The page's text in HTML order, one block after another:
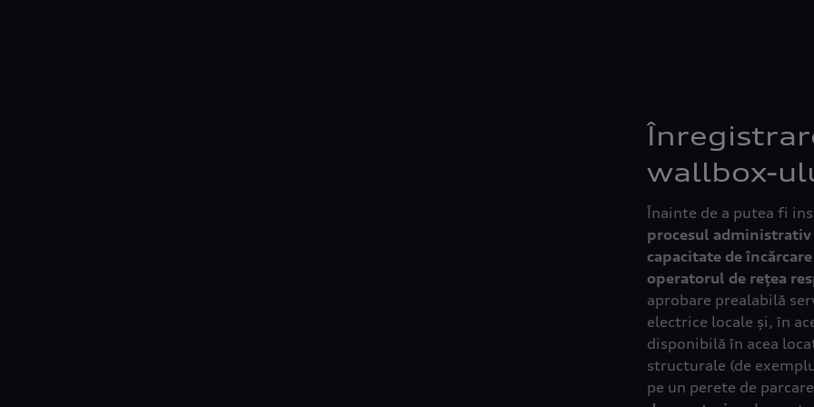
wallbox-
Înainte de a putea fi
procesul administrativ
capacitate de
operatorul de rețea
aprobare prealabilă
electrice locale și, în
disponibilă în acea
structurale (de
pe un perete de